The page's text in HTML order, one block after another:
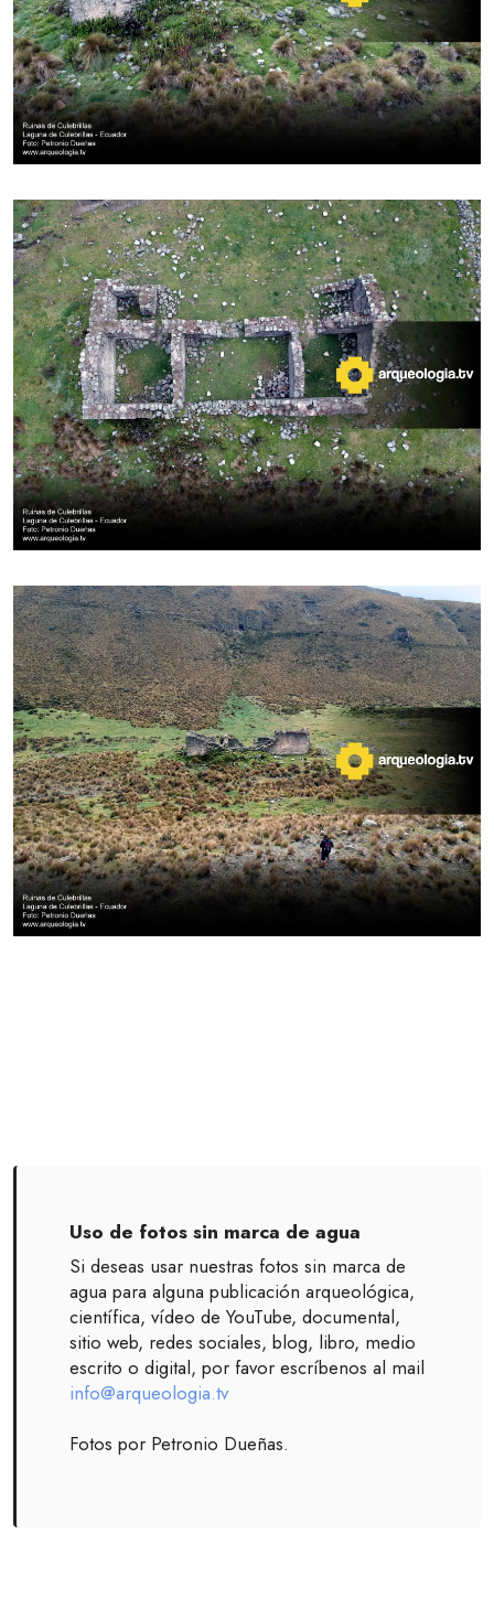
Uso de fotos sin marca de agua
Si deseas usar nuestras fotos sin marca de
agua para alguna publicación arqueológica,
científica, vídeo de YouTube, documental,
sitio web, redes sociales, blog, libro, medio
escrito o digital, por favor escríbenos al mail
info@arqueologia.tv
Fotos por Petronio Dueñas.